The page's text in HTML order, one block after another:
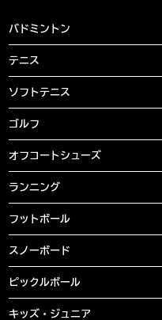
バドミントン
テニス
ソフトテニス
ゴルフ
オフコートシューズ
ランニング
フットボール
スノーボード
ピックルボール
キッズ・ジュニア